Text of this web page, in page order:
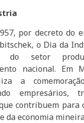
por decreto do
o Dia da
do setor
nacional. Em
a
empresários,
contribuem para
da economia